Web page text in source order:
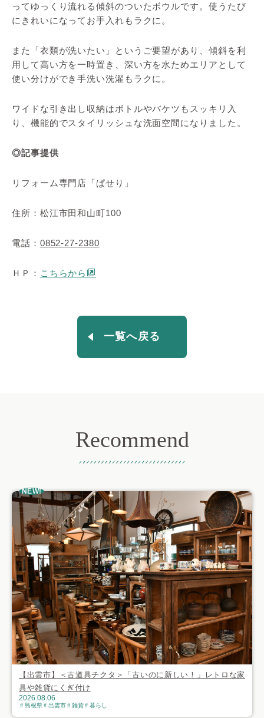
ってゆっくり流れる傾斜のついたボウルです。使うたび
にきれいになってお手入れもラクに。
また「衣類が洗いたい」というご要望があり、傾斜を利
用して高い方を一時置き、深い方を水ためエリアとして
使い分けができ手洗い洗濯もラクに。
ワイドな引き出し収納はボトルやバケツもスッキリ入
り、機能的でスタイリッシュな洗面空間になりました。
◎記事提供
リフォーム専門店「ぱせり」
住所：松江市田和山町100
電話： 0852-27-2380
ＨＰ： こちらから
一覧へ戻る
Recommend
NEW!
【出雲市】＜古道具チクタ＞「古いのに新しい！」レトロな家
具や雑貨にくぎ付け
2026.08.06
島根県 出雲市 雑貨 暮らし